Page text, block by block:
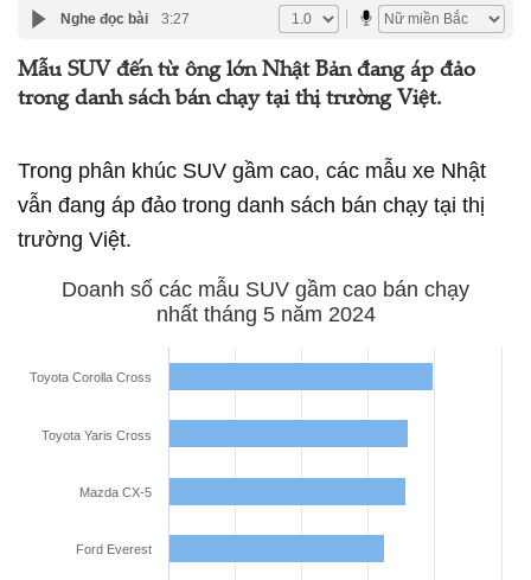
Nghe đọc bài 3:27
Mẫu SUV đến từ ông lớn Nhật Bản đang áp đảo
trong danh sách bán chạy tại thị trường Việt.
Trong phân khúc SUV gầm cao, các mẫu xe Nhật
vẫn đang áp đảo trong danh sách bán chạy tại thị
trường Việt.
Doanh số các mẫu SUV gầm cao bán chạy
nhất tháng 5 năm 2024
Toyota Corolla Cross
Toyota Yaris Cross
Mazda CX-5
Ford Everest